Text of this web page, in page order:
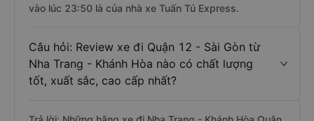
vào lúc 23:50 là của nhà xe Tuấn Tú Express.
Câu hỏi: Review xe đi Quận 12 - Sài Gòn từ
Nha Trang - Khánh Hòa nào có chất lượng
tốt, xuất sắc, cao cấp nhất?